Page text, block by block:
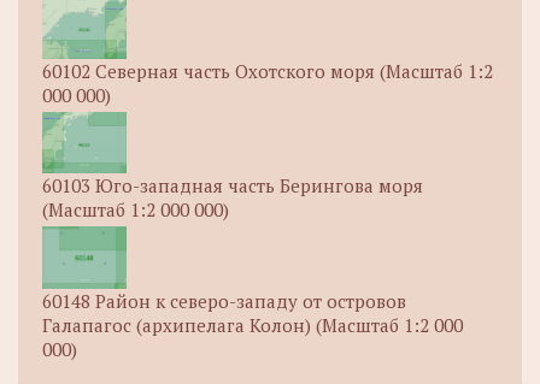
60102 Северная часть Охотского моря (Масштаб 1:2
000 000)
60103 Юго-западная часть Берингова моря
(Масштаб 1:2 000 000)
60148 Район к северо-западу от островов
Галапагос (архипелага Колон) (Масштаб 1:2 000
000)